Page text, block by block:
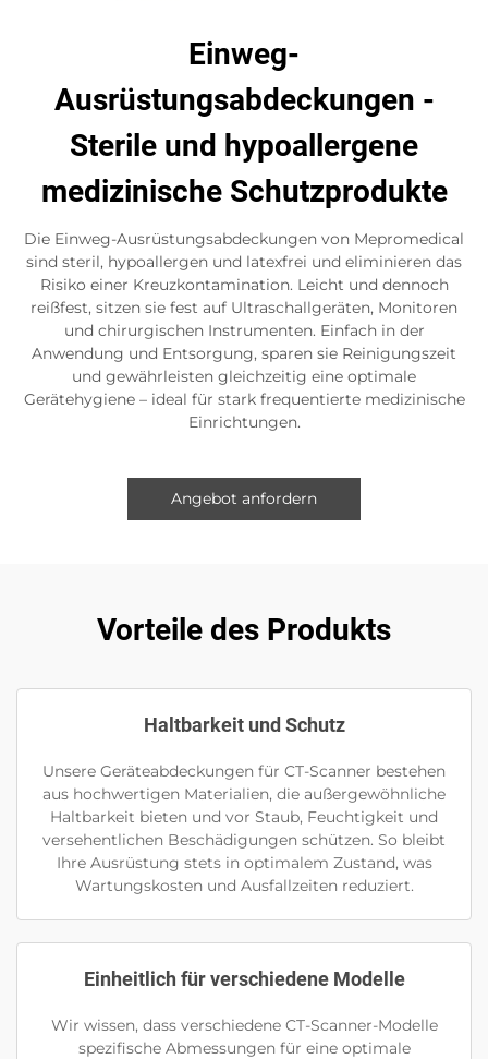
Einweg-
Ausrüstungsabdeckungen -
Sterile und hypoallergene
medizinische Schutzprodukte
Die Einweg-Ausrüstungsabdeckungen von Mepromedical
sind steril, hypoallergen und latexfrei und eliminieren das
Risiko einer Kreuzkontamination. Leicht und dennoch
reißfest, sitzen sie fest auf Ultraschallgeräten, Monitoren
und chirurgischen Instrumenten. Einfach in der
Anwendung und Entsorgung, sparen sie Reinigungszeit
und gewährleisten gleichzeitig eine optimale
Gerätehygiene – ideal für stark frequentierte medizinische
Einrichtungen.
Angebot anfordern
Vorteile des Produkts
Haltbarkeit und Schutz
Unsere Geräteabdeckungen für CT-Scanner bestehen
aus hochwertigen Materialien, die außergewöhnliche
Haltbarkeit bieten und vor Staub, Feuchtigkeit und
versehentlichen Beschädigungen schützen. So bleibt
Ihre Ausrüstung stets in optimalem Zustand, was
Wartungskosten und Ausfallzeiten reduziert.
Einheitlich für verschiedene Modelle
Wir wissen, dass verschiedene CT-Scanner-Modelle
spezifische Abmessungen für eine optimale